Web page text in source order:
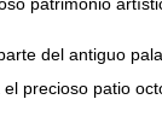
patrimonio
del antiguo
precioso patio